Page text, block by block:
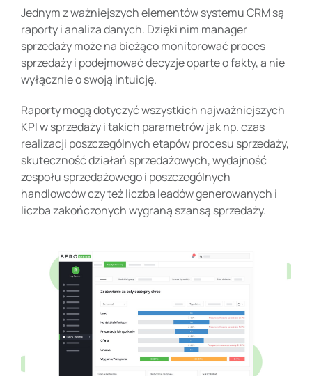
Jednym z ważniejszych elementów systemu CRM są
raporty i analiza danych. Dzięki nim manager
sprzedaży może na bieżąco monitorować proces
sprzedaży i podejmować decyzje oparte o fakty, a nie
wyłącznie o swoją intuicję.
Raporty mogą dotyczyć wszystkich najważniejszych
KPI w sprzedażyi takich parametrów jak np. czas
realizacji poszczególnych etapów procesu sprzedaży,
skuteczność działań sprzedażowych, wydajność
zespołu sprzedażowego i poszczególnych
handlowców czy też liczba leadów generowanych i
liczba zakończonych wygraną szansą sprzedaży.